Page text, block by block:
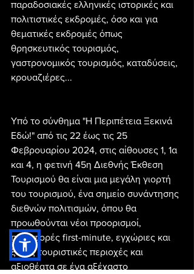
παραδοσιακές ελληνικές ιστορικές και
πολιτιστικές εκδρομές, όσο και για
θεματικές εκδρομές όπως
θρησκευτικός τουρισμός,
γαστρονομικός τουρισμός, καταδύσεις,
κρουαζιέρες...
Υπό το σύνθημα "Η Περιπέτεια Ξεκινά
Εδώ!" από τις 22 έως τις 25
Φεβρουαρίου 2024, στις αίθουσες 1, 1α
και 4, η φετινή 45η Διεθνής Έκθεση
Τουρισμού θα είναι μια μεγάλη γιορτή
του τουρισμού, ένα σημείο συνάντησης
διεθνών πολιτισμών, όπου θα
προωθούνται νέοι προορισμοί,
προσφορές first-minute, εγχώριες και
ξένες τουριστικές περιοχές και
αξιοθέατα σε ένα αξέχαστο